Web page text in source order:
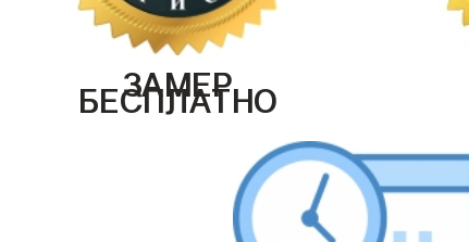
ЗАМЕР
БЕСПЛАТНО